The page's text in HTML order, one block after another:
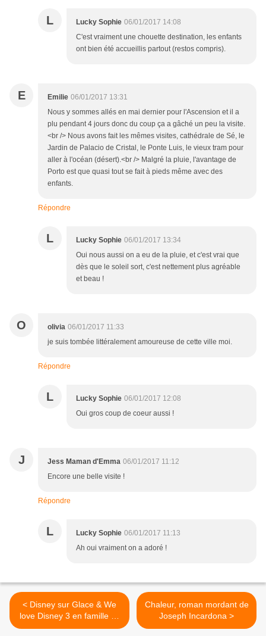
L Lucky Sophie 06/01/2017 14:08
C'est vraiment une chouette destination, les enfants
ont bien été accueillis partout (restos compris).
E Emilie 06/01/2017 13:31
Nous y sommes allés en mai dernier pour l'Ascension et il a
plu pendant 4 jours donc du coup ça a gâché un peu la visite.
<br /> Nous avons fait les mêmes visites, cathédrale de Sé, le
Jardin de Palacio de Cristal, le Ponte Luis, le vieux tram pour
aller à l'océan (désert).<br /> Malgré la pluie, l'avantage de
Porto est que quasi tout se fait à pieds même avec des
enfants.
Répondre
L Lucky Sophie 06/01/2017 13:34
Oui nous aussi on a eu de la pluie, et c'est vrai que
dès que le soleil sort, c'est nettement plus agréable
et beau !
O olivia 06/01/2017 11:33
je suis tombée littéralement amoureuse de cette ville moi.
Répondre
L Lucky Sophie 06/01/2017 12:08
Oui gros coup de coeur aussi !
J Jess Maman d'Emma 06/01/2017 11:12
Encore une belle visite !
Répondre
L Lucky Sophie 06/01/2017 11:13
Ah oui vraiment on a adoré !
< Disney sur Glace & We
love Disney 3 en famille 🎤
❄️
Chaleur, roman mordant de
Joseph Incardona >